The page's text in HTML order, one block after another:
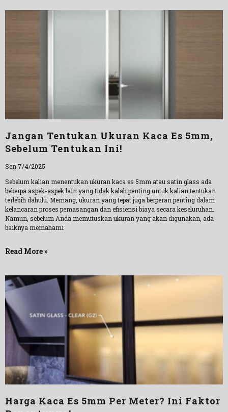
Jangan Tentukan Ukuran Kaca Es 5mm,
Sebelum Tentukan Ini!
Sen 7/4/2025
Sebelum kalian menentukan ukuran kaca es 5mm atau satin glass ada
beberpa aspek-aspek lain yang tidak kalah penting untuk kalian tentukan
terlebih dahulu. Memang, ukuran yang tepat juga berperan penting dalam
kelancaran proses pemasangan dan efisiensi biaya secara keseluruhan.
Namun, sebelum Anda memutuskan ukuran yang akan digunakan, ada
baiknya memahami
Read More »
Harga Kaca Es 5mm Per Meter? Ini Faktor